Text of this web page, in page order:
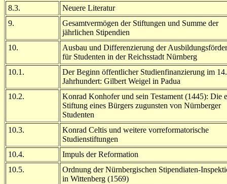
8.3.
Neuere Literatur
9.
Gesamtvermögen der Stiftungen und Summe der
jährlichen Stipendien
10.
Ausbau und Differenzierung der
für Studenten in der Reichsstadt Nürnberg
10.1.
Der Beginn öffentlicher Studienfinanzierung im 14.
Jahrhundert: Gilbert Weigel in Padua
10.2.
Konrad Konhofer und sein Testament (1445): Die
Stiftung eines Bürgers zugunsten von Nürnberger
Studenten
10.3.
Konrad Celtis und weitere vorreformatorische
Studienstiftungen
10.4.
Impuls der Reformation
10.5.
Ordnung der Nürnbergischen Stipendiaten-
in Wittenberg (1569)